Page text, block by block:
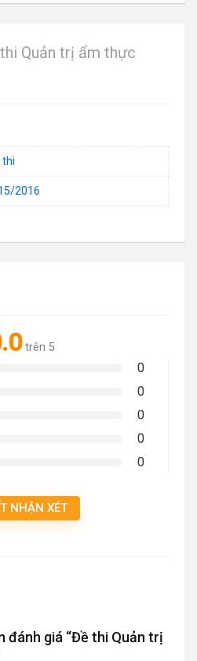
Quản trị ẩm thực
2016
trên 5
0
0
0
0
0
NHẬN XÉT
đánh giá “Đề thi Quản trị